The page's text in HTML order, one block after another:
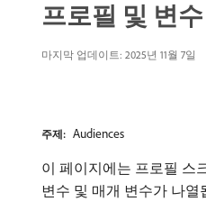
프로필 및 변
마지막 업데이트: 2025년 11월 7일
주제: Audiences
이 페이지에는 프로필 스
변수 및 매개 변수가 나열